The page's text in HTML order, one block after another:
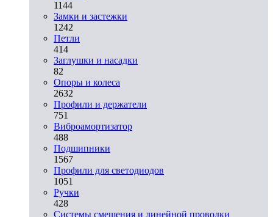
1144
Замки и застежки
1242
Петли
414
Заглушки и насадки
82
Опоры и колеса
2632
Профили и держатели
751
Виброамортизатор
488
Подшипники
1567
Профили для светодиодов
1051
Ручки
428
Системы смещения и линейной проводки